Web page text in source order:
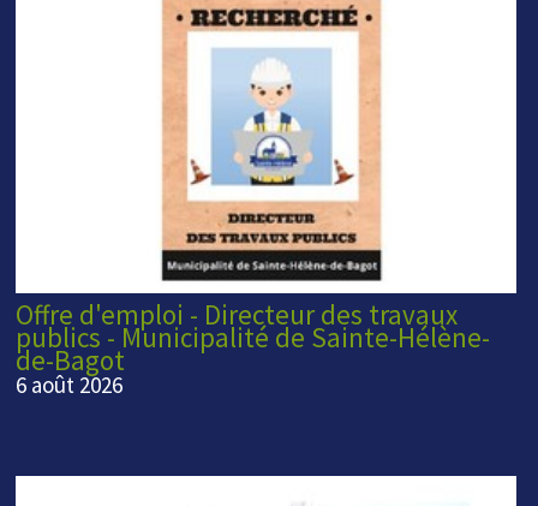
Offre d'emploi - Directeur des travaux
publics - Municipalité de Sainte-Hélène-
de-Bagot
6 août 2026